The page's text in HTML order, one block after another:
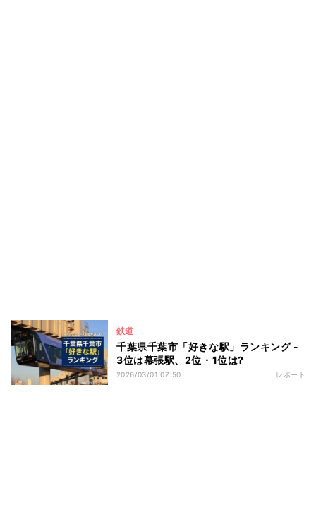
鉄道
千葉県千葉市「好きな駅」ランキング -
3位は幕張駅、2位・1位は?
2026/03/01 07:50 レポート